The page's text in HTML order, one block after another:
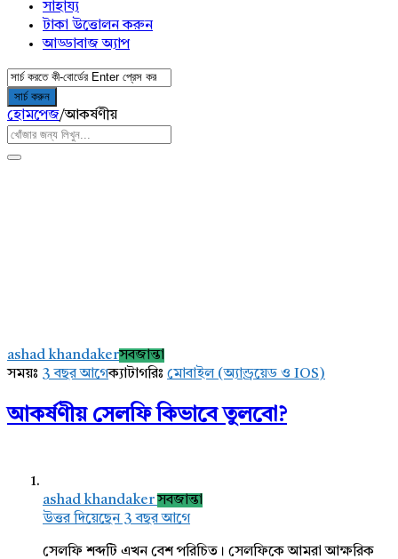
সাহায্য
টাকা উত্তোলন করুন
আড্ডাবাজ অ্যাপ
হোমপেজ/আকর্ষণীয়
Latest
প্রশ্ন
ashad khandakerসবজান্তা
সময়ঃ 3 বছর আগেক্যাটাগরিঃ মোবাইল (অ্যান্ড্রয়েড ও IOS)
আকর্ষণীয় সেলফি কিভাবে তুলবো?
ashad khandakerসবজান্তা
উত্তর দিয়েছেন 3 বছর আগে
সেলফি শব্দটি এখন বেশ পরিচিত। সেলফিকে আমরা আক্ষরিক